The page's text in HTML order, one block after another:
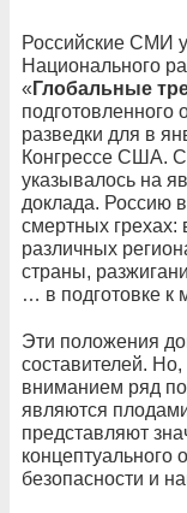
Российские СМИ
Национального
« Глобальные
разведки для в
Конгрессе США.
указывалось на
доклада. Россию
смертных грехах:
различных
страны,
… в подготовке к
Эти положения
составителей.
вниманием ряд
являются
представляют
безопасности и